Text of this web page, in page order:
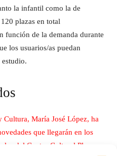
la infantil como la de
plazas en total
función de la demanda durante
los usuarios/as puedan
María José López, ha
que llegarán en los
del Centro Cultural Plaza